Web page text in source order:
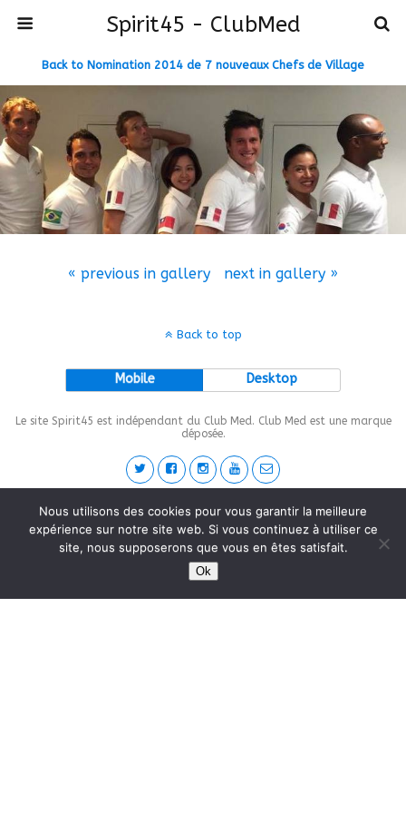
Spirit45 - ClubMed
Back to Nomination 2014 de 7 nouveaux Chefs de Village
« previous in gallery next in gallery »
Back to top
Mobile Desktop
Le site Spirit45 est indépendant du Club Med. Club Med est une marque
déposée.
This site is protected bywp-copyrightpro.com
Nous utilisons des cookies pour vous garantir la meilleure
expérience sur notre site web. Si vous continuez à utiliser ce
site, nous supposerons que vous en êtes satisfait.
Ok